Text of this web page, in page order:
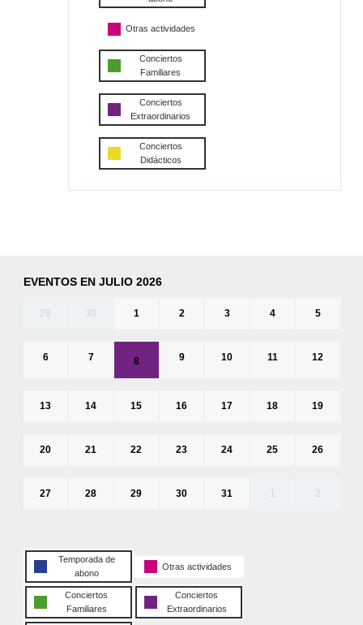
Otras actividades
Conciertos
Familiares
Conciertos
Extraordinarios
Conciertos
Didácticos
EVENTOS EN JULIO 2026
29 30 1 2 3 4 5
6 7 8 9 10 11 12
13 14 15 16 17 18 19
20 21 22 23 24 25 26
27 28 29 30 31 1 2
Temporada de
abono
Otras actividades
Conciertos
Familiares
Conciertos
Extraordinarios